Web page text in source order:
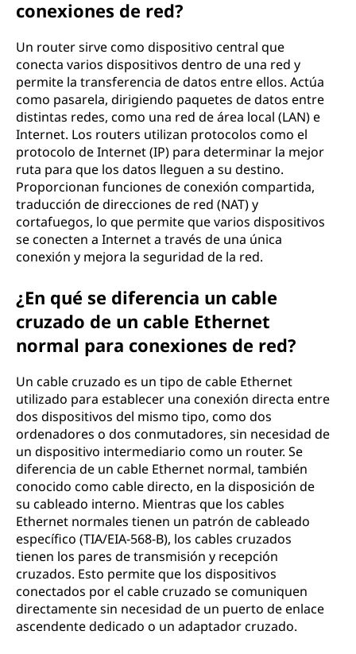
conexiones de red?
Un router sirve como dispositivo central que
conecta varios dispositivos dentro de una red y
permite la transferencia de datos entre ellos. Actúa
como pasarela, dirigiendo paquetes de datos entre
distintas redes, como una red de área local (LAN) e
Internet. Los routers utilizan protocolos como el
protocolo de Internet (IP) para determinar la mejor
ruta para que los datos lleguen a su destino.
Proporcionan funciones de conexión compartida,
traducción de direcciones de red (NAT) y
cortafuegos, lo que permite que varios dispositivos
se conecten a Internet a través de una única
conexión y mejora la seguridad de la red.
¿En qué se diferencia un cable
cruzado de un cable Ethernet
normal para conexiones de red?
Un cable cruzado es un tipo de cable Ethernet
utilizado para establecer una conexión directa entre
dos dispositivos del mismo tipo, como dos
ordenadores o dos conmutadores, sin necesidad de
un dispositivo intermediario como un router. Se
diferencia de un cable Ethernet normal, también
conocido como cable directo, en la disposición de
su cableado interno. Mientras que los cables
Ethernet normales tienen un patrón de cableado
específico (TIA/EIA-568-B), los cables cruzados
tienen los pares de transmisión y recepción
cruzados. Esto permite que los dispositivos
conectados por el cable cruzado se comuniquen
directamente sin necesidad de un puerto de enlace
ascendente dedicado o un adaptador cruzado.